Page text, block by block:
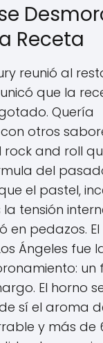
Receta
reunió al
que la
Quería
otros
and roll
del
el pastel,
tensión
en pedazos.
Ángeles fue
un
El horno
sí el aroma
y más de